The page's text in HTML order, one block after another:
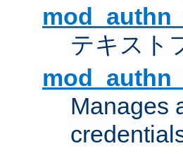
テキスト
Manages